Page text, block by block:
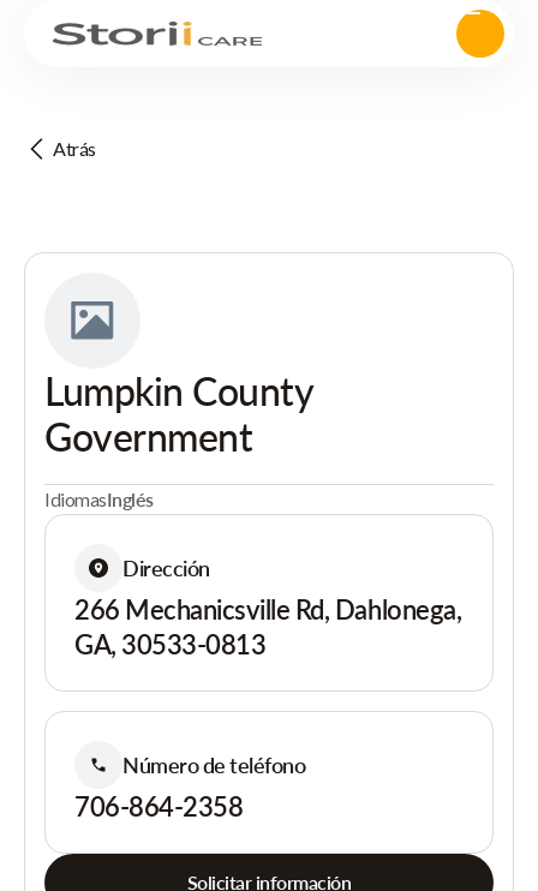
Atrás
Lumpkin County
Government
IdiomasInglés
Dirección
266 Mechanicsville Rd, Dahlonega,
GA, 30533-0813
Número de teléfono
706-864-2358
Solicitar información